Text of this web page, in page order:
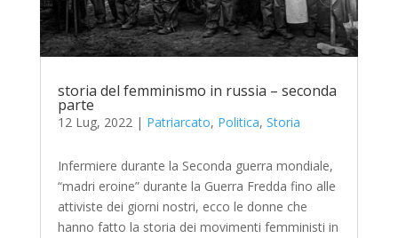
storia del femminismo in russia – seconda
parte
12 Lug, 2022| Patriarcato, Politica, Storia
Infermiere durante la Seconda guerra mondiale,
“madri eroine” durante la Guerra Fredda fino alle
attiviste dei giorni nostri, ecco le donne che
hanno fatto la storia dei movimenti femministi in